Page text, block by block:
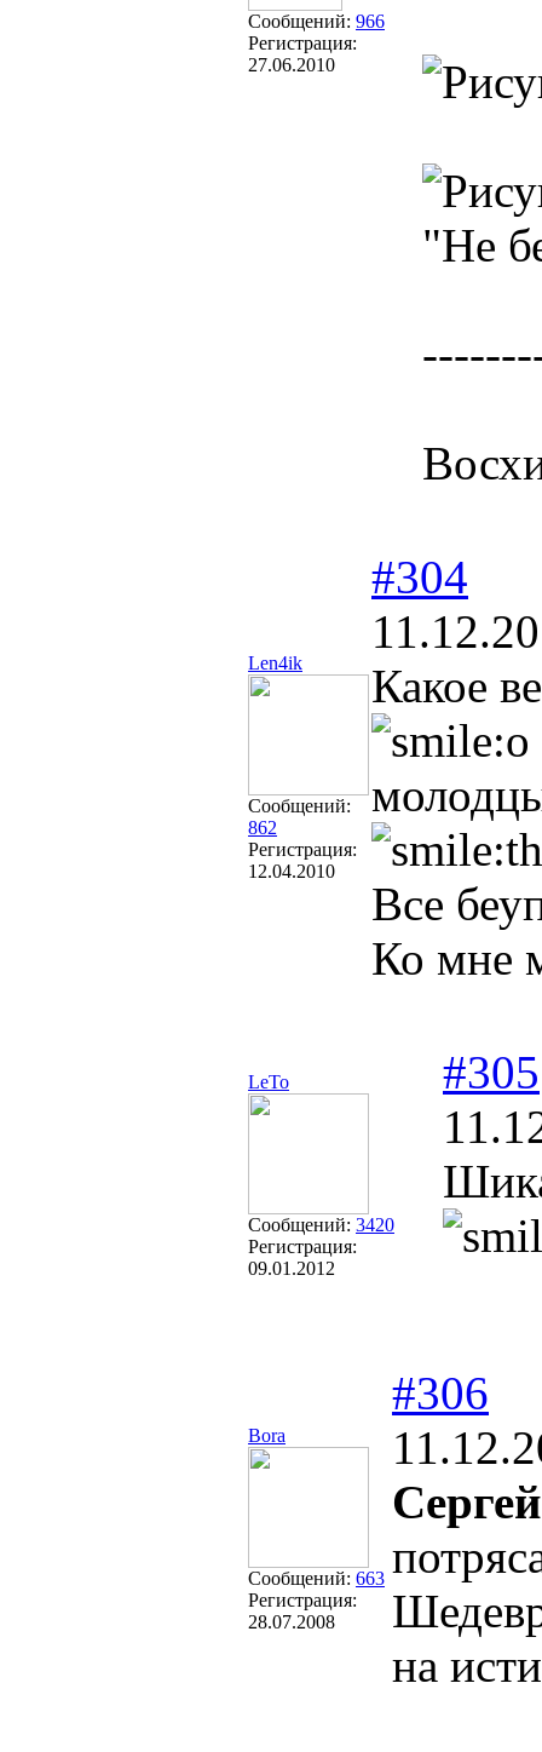
Сообщений: 966
Регистрация:
27.06.2010
"Не
Len4ik
Сообщений:
862
Регистрация:
12.04.2010
#304
Какое
Все
Ко мне
LeTo
Сообщений: 3420
Регистрация:
09.01.2012
#305
Bora
Сообщений: 663
Регистрация:
28.07.2008
#306
на